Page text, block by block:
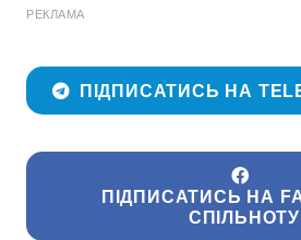
РЕКЛАМА
ПІДПИСАТИСЬ НА
ПІДПИСАТИСЬ НА
СПІЛЬНОТУ